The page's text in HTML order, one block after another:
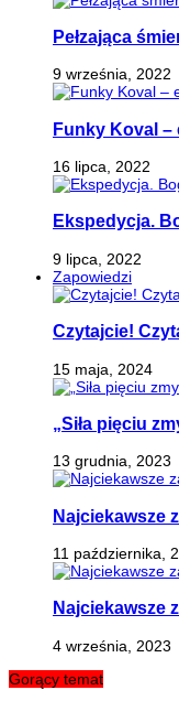
Pełzająca
9 września, 2022
Funky Koval –
16 lipca, 2022
Ekspedycja.
9 lipca, 2022
Zapowiedzi
Czytajcie!
15 maja, 2024
„Siła pięciu
13 grudnia, 2023
Najciekawsze
11 października,
Najciekawsze
4 września, 2023
Gorący temat